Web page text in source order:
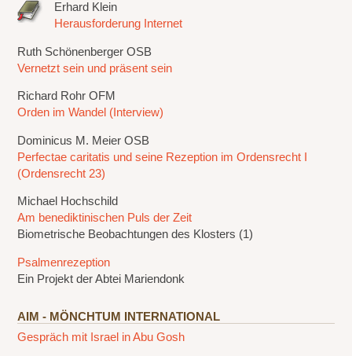
Erhard Klein
Herausforderung Internet
Ruth Schönenberger OSB
Vernetzt sein und präsent sein
Richard Rohr OFM
Orden im Wandel (Interview)
Dominicus M. Meier OSB
Perfectae caritatis und seine Rezeption im Ordensrecht I
(Ordensrecht 23)
Michael Hochschild
Am benediktinischen Puls der Zeit
Biometrische Beobachtungen des Klosters (1)
Psalmenrezeption
Ein Projekt der Abtei Mariendonk
AIM - MÖNCHTUM INTERNATIONAL
Gespräch mit Israel in Abu Gosh